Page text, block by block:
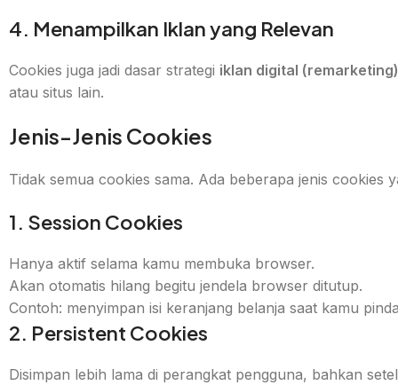
4. Menampilkan Iklan yang Relevan
Cookies juga jadi dasar strategi iklan digital (remarketing)
atau situs lain.
Jenis-Jenis Cookies
Tidak semua cookies sama. Ada beberapa jenis cookies
1. Session Cookies
Hanya aktif selama kamu membuka browser.
Akan otomatis hilang begitu jendela browser ditutup.
Contoh: menyimpan isi keranjang belanja saat kamu
2. Persistent Cookies
Disimpan lebih lama di perangkat pengguna, bahkan